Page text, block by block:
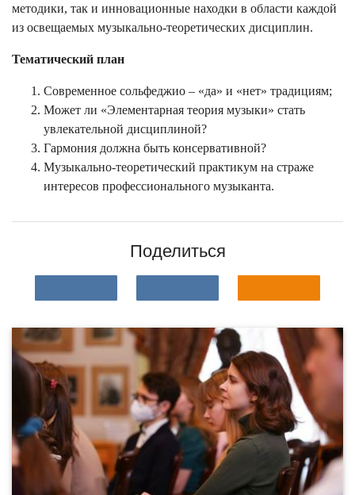
методики, так и инновационные находки в области каждой
из освещаемых музыкально-теоретических дисциплин.
Тематический план
Современное сольфеджио – «да» и «нет» традициям;
Может ли «Элементарная теория музыки» стать
увлекательной дисциплиной?
Гармония должна быть консервативной?
Музыкально-теоретический практикум на страже
интересов профессионального музыканта.
Поделиться